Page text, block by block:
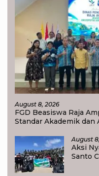
August 8, 2026
FGD Beasiswa Raja
Standar Akademik dan
August
Aksi
Santo